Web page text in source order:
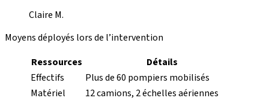
Claire M.
Moyens déployés lors de l’intervention
Ressources
Détails
Effectifs
Plus de 60 pompiers mobilisés
Matériel
12 camions, 2 échelles aériennes